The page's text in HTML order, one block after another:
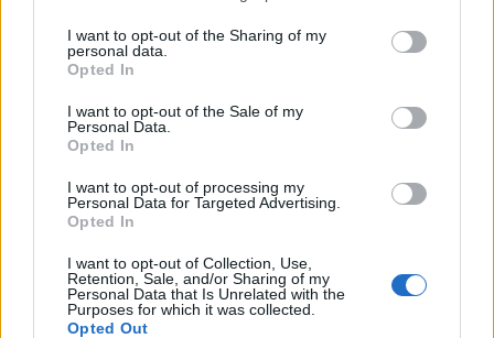
I want to opt-out of the Sharing of my
personal data.
Opted In
I want to opt-out of the Sale of my
Personal Data.
Opted In
I want to opt-out of processing my
Personal Data for Targeted Advertising.
Opted In
I want to opt-out of Collection, Use,
Retention, Sale, and/or Sharing of my
Personal Data that Is Unrelated with the
Purposes for which it was collected.
Opted Out